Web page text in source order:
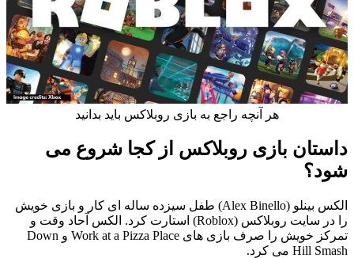
هر آنچه راجع به بازی روبلاکس باید بدانید
داستان بازی روبلاکس از کجا شروع می
شود؟
الکس بینلو (Alex ­Binello) طفل سیزده ساله ای کار و بازی خویش
را در سایت روبلاکس (Roblox) استارت کرد. الکس آحاد وقت و
تمرکز خویش را صرف بازی های Work at a Pizza Place و Down
Hill Smash می کرد.